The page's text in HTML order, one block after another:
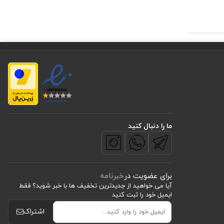
کمک
مژه‌ها
ما را دنبال کنید
برای عضویت درخبرنامه
آیا می خواهید از جدید‌ترین تخفیف‌ ها با‌ خبر شوید؟ فقط
ایمیل خود را ثبت کنید
اشتراک